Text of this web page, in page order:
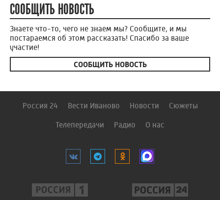
СООБЩИТЬ НОВОСТЬ
Знаете что-то, чего не знаем мы? Сообщите, и мы
постараемся об этом рассказать! Спасибо за ваше
участие!
СООБЩИТЬ НОВОСТЬ
Россия 24 Вести Иваново Новости Сюжеты
Телепередачи Радио О нас